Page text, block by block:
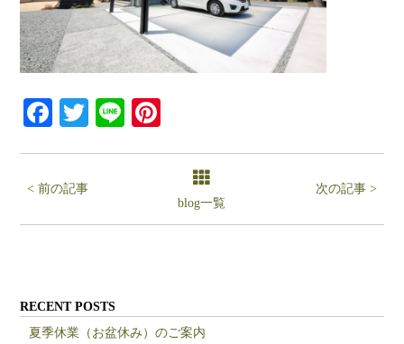
Facebook
Twitter
Line
< 前の記事
blog一覧
次の記事 >
RECENT POSTS
夏季休業（お盆休み）のご案内